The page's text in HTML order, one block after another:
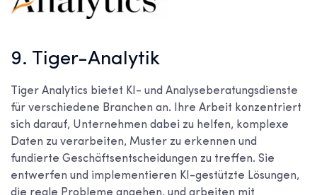
9. Tiger-Analytik
Tiger Analytics bietet KI- und Analyseberatungsdienste
für verschiedene Branchen an. Ihre Arbeit konzentriert
sich darauf, Unternehmen dabei zu helfen, komplexe
Daten zu verarbeiten, Muster zu erkennen und
fundierte Geschäftsentscheidungen zu treffen. Sie
entwerfen und implementieren KI-gestützte Lösungen,